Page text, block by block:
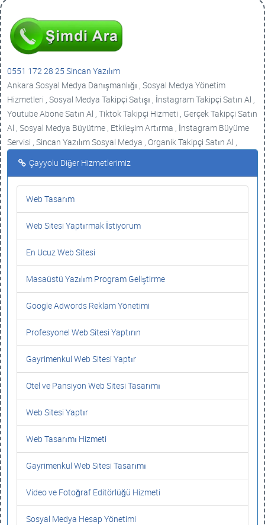
0551 172 28 25 Sincan Yazılım
Ankara Sosyal Medya Danışmanlığı , Sosyal Medya Yönetim
Hizmetleri , Sosyal Medya Takipçi Satışı , İnstagram Takipçi Satın Al ,
Youtube Abone Satın Al , Tiktok Takipçi Hizmeti , Gerçek Takipçi Satın
Al , Sosyal Medya Büyütme , Etkileşim Artırma , İnstagram Büyüme
Servisi , Sincan Yazılım Sosyal Medya , Organik Takipçi Satın Al ,
Çayyolu Diğer Hizmetlerimiz
Web Tasarım
Web Sitesi Yaptırmak İstiyorum
En Ucuz Web Sitesi
Masaüstü Yazılım Program Geliştirme
Google Adwords Reklam Yönetimi
Profesyonel Web Sitesi Yaptırın
Gayrimenkul Web Sitesi Yaptır
Otel ve Pansiyon Web Sitesi Tasarımı
Web Sitesi Yaptır
Web Tasarımı Hizmeti
Gayrimenkul Web Sitesi Tasarımı
Video ve Fotoğraf Editörlüğü Hizmeti
Sosyal Medya Hesap Yönetimi